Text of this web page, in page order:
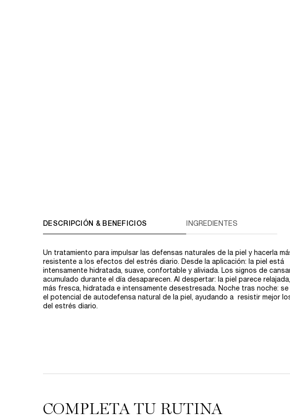
DESCRIPCIÓN & BENEFICIOS INGREDIENTES
Un tratamiento para impulsar las defensas naturales de la piel y hacerla
resistente a los efectos del estrés diario. Desde la aplicación: la piel está
intensamente hidratada, suave, confortable y aliviada. Los signos de
acumulado durante el día desaparecen. Al despertar: la piel parece
más fresca, hidratada e intensamente desestresada. Noche tras noche: se
el potencial de autodefensa natural de la piel, ayudando a resistir mejor
del estrés diario.
COMPLETA TU RUTINA